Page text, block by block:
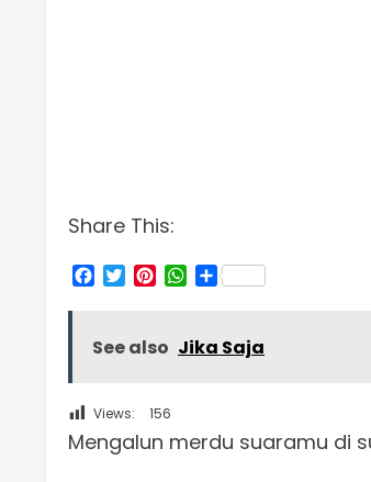
Share This:
Facebook
TwitterPinterestWhatsApp
Share
See also Jika Saja
Views: 156
Mengalun merdu suaramu di